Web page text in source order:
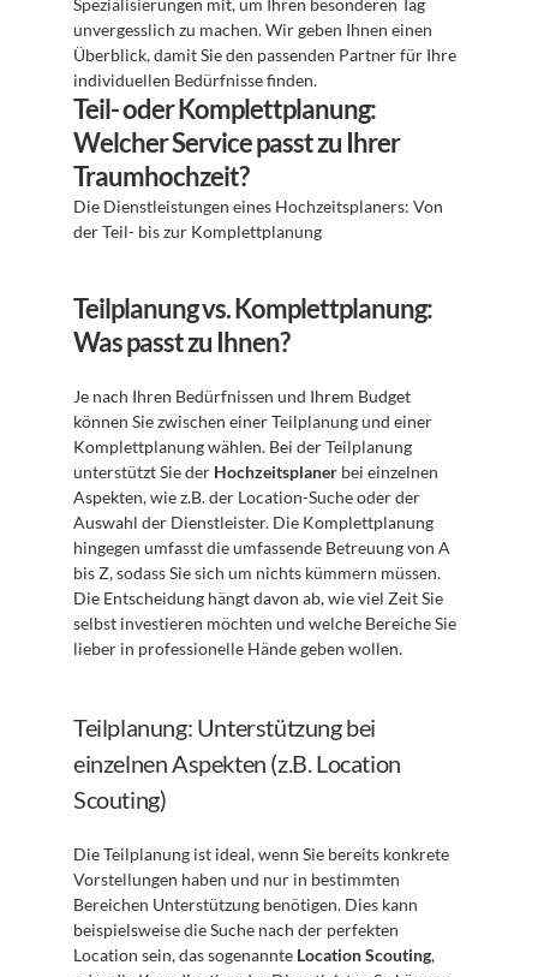
Spezialisierungen mit, um Ihren besonderen Tag
unvergesslich zu machen. Wir geben Ihnen einen
Überblick, damit Sie den passenden Partner für Ihre
individuellen Bedürfnisse finden.
Teil- oder Komplettplanung:
Welcher Service passt zu Ihrer
Traumhochzeit?
Die Dienstleistungen eines Hochzeitsplaners: Von
der Teil- bis zur Komplettplanung
Teilplanung vs. Komplettplanung:
Was passt zu Ihnen?
Je nach Ihren Bedürfnissen und Ihrem Budget
können Sie zwischen einer Teilplanung und einer
Komplettplanung wählen. Bei der Teilplanung
unterstützt Sie der Hochzeitsplaner bei einzelnen
Aspekten, wie z.B. der Location-Suche oder der
Auswahl der Dienstleister. Die Komplettplanung
hingegen umfasst die umfassende Betreuung von A
bis Z, sodass Sie sich um nichts kümmern müssen.
Die Entscheidung hängt davon ab, wie viel Zeit Sie
selbst investieren möchten und welche Bereiche Sie
lieber in professionelle Hände geben wollen.
Teilplanung: Unterstützung bei
einzelnen Aspekten (z.B. Location
Scouting)
Die Teilplanung ist ideal, wenn Sie bereits konkrete
Vorstellungen haben und nur in bestimmten
Bereichen Unterstützung benötigen. Dies kann
beispielsweise die Suche nach der perfekten
Location sein, das sogenannte Location Scouting,